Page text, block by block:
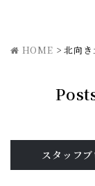
HOME >北向き
スタッフ